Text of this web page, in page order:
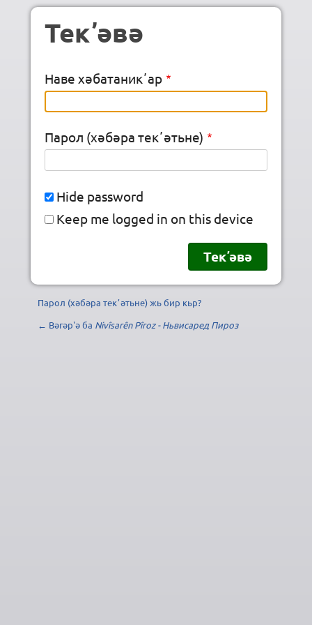
Skip to main content
Текʼәвә
Наве хәбатаникʼар
Парол (хәбәра текʼәтьне)
Hide password
Keep me logged in on this device
Парол (хәбәра текʼәтьне) жь бир кьр?
← Вәгәр'ә ба Nivîsarên Pîroz - Ньвисаред Пироз